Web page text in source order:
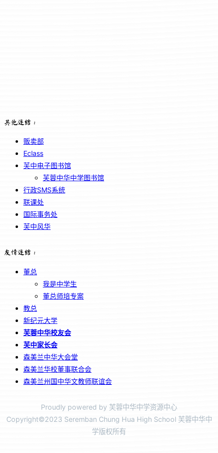
其他连结：
贩卖部
Eclass
芙中电子图书馆
芙蓉中华中学图书馆
行政SMS系统
联课处
国际事务处
芙中风华
友情连结：
董总
我是中学生
董总师培专案
教总
新纪元大学
芙蓉中华校友会
芙中家长会
森美兰中华大会堂
森美兰华校董事联合会
森美兰州国中华文教师联谊会
Proudly powered by 芙蓉中华中学资源中心
Copyright©2023 Seremban Chung Hua High School 芙蓉中华中
学版权所有